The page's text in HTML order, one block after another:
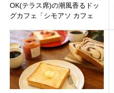
OK(テラス席)の潮風香るドッ
グカフェ「シモアソ カフェ
岡市 下阿蘇ビーチ徒歩30秒